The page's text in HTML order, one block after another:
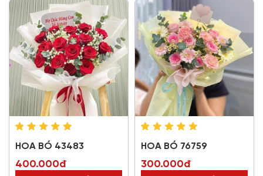
HOA BÓ 43483
400.000đ
HOA BÓ 76759
300.000đ